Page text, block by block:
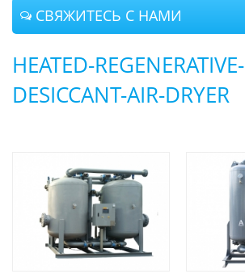
СВЯЖИТЕСЬ С НАМИ
HEATED-REGENERATIVE-
DESICCANT-AIR-DRYER